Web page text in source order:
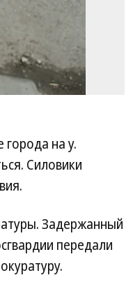
на у.
Силовики
Задержанный
передали